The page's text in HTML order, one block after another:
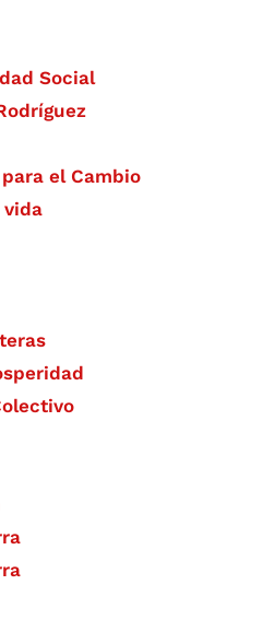
Social
el Cambio
vida